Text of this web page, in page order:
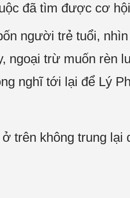
đã tìm được cơ
người trẻ tuổi,
trừ muốn rèn
nghĩ tới lại để Lý
trên không trung lại